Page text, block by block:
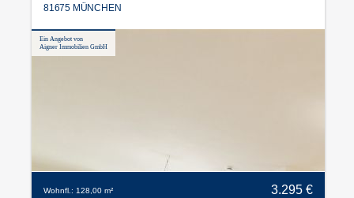
81675 MÜNCHEN
Ein Angebot von
Aigner Immobilien GmbH
Wohnfl.: 128,00 m² 3.295 €